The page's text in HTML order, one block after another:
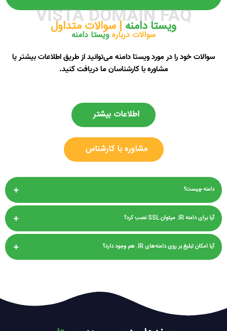
VISTA DOMAIN FAQ
ویستا دامنه ‌| سوالات متداولسوالات دربارهویستا دامنه
سوالات خود را در مورد ویستا دامنه می‌توانید از طریق اطلاعات بیشتر یا
مشاوره با کارشناسان ما دریافت کنید.
اطلاعات بیشتر
مشاوره با کارشناس
دامنه چیست؟
آیا برای دامنه IR. میتوان SSL نصب کرد؟
آیا امکان تبلیغ بر روی دامنه‌های IR. هم وجود دارد؟